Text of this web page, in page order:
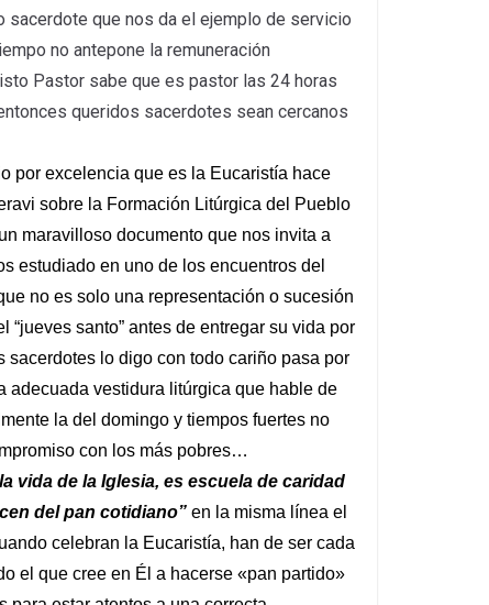
que nos da el ejemplo de servicio
no antepone la remuneración
Pastor sabe que es pastor las 24 horas
queridos sacerdotes sean cercanos
por excelencia que es la Eucaristía hace
sobre la Formación Litúrgica del Pueblo
maravilloso documento que nos invita a
estudiado en uno de los encuentros del
no es solo una representación o sucesión
santo” antes de entregar su vida por
lo digo con todo cariño pasa por
vestidura litúrgica que hable de
la del domingo y tiempos fuertes no
con los más pobres…
vida de la Iglesia, es escuela de caridad
del pan cotidiano” en la misma línea el
celebran la Eucaristía, han de ser cada
el que cree en Él a hacerse «pan partido»